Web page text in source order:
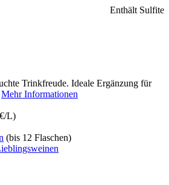
Enthält Sulfite
Trinkfreude. Ideale Ergänzung für
Mehr Informationen
L)
(bis 12 Flaschen)